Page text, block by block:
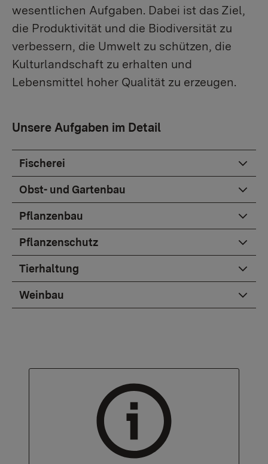
wesentlichen Aufgaben. Dabei ist das Ziel,
die Produktivität und die Biodiversität zu
verbessern, die Umwelt zu schützen, die
Kulturlandschaft zu erhalten und
Lebensmittel hoher Qualität zu erzeugen.
Unsere Aufgaben im Detail
Fischerei
Obst- und Gartenbau
Pflanzenbau
Pflanzenschutz
Tierhaltung
Weinbau